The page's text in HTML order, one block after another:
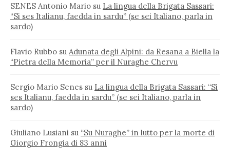
SENES Antonio Mario su La lingua della Brigata Sassari:
“Si ses Italianu, faedda in sardu” (se sei Italiano, parla in
sardo)
Flavio Rubbo su Adunata degli Alpini: da Resana a Biella la
“Pietra della Memoria” per il Nuraghe Chervu
Sergio Mario Senes su La lingua della Brigata Sassari: “Si
ses Italianu, faedda in sardu” (se sei Italiano, parla in
sardo)
Giuliano Lusiani su “Su Nuraghe” in lutto per la morte di
Giorgio Frongia di 83 anni